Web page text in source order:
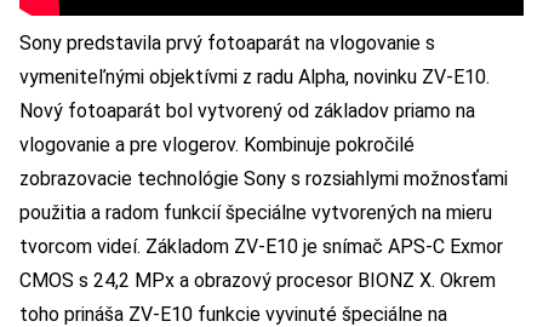
Sony predstavila prvý fotoaparát na vlogovanie s
vymeniteľnými objektívmi z radu Alpha, novinku ZV-E10.
Nový fotoaparát bol vytvorený od základov priamo na
vlogovanie a pre vlogerov. Kombinuje pokročilé
zobrazovacie technológie Sony s rozsiahlymi možnosťami
použitia a radom funkcií špeciálne vytvorených na mieru
tvorcom videí. Základom ZV-E10 je snímač APS-C Exmor
CMOS s 24,2 MPx a obrazový procesor BIONZ X. Okrem
toho prináša ZV-E10 funkcie vyvinuté špeciálne na